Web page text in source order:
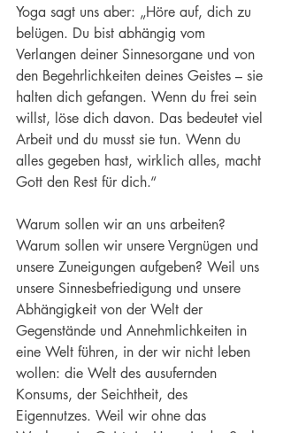
Yoga sagt uns aber: „Höre auf, dich zu
belügen. Du bist abhängig vom
Verlangen deiner Sinnesorgane und von
den Begehrlichkeiten deines Geistes – sie
halten dich gefangen. Wenn du frei sein
willst, löse dich davon. Das bedeutet viel
Arbeit und du musst sie tun. Wenn du
alles gegeben hast, wirklich alles, macht
Gott den Rest für dich.“
Warum sollen wir an uns arbeiten?
Warum sollen wir unsere Vergnügen und
unsere Zuneigungen aufgeben? Weil uns
unsere Sinnesbefriedigung und unsere
Abhängigkeit von der Welt der
Gegenstände und Annehmlichkeiten in
eine Welt führen, in der wir nicht leben
wollen: die Welt des ausufernden
Konsums, der Seichtheit, des
Eigennutzes. Weil wir ohne das